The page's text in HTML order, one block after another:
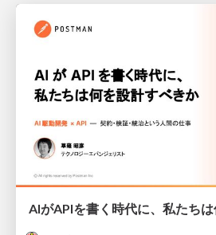
AIがAPIを書く時代に、私たち